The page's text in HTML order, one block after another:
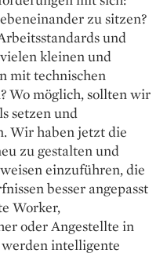
zu sitzen?
und
kleinen und
mit technischen
Wo möglich, sollten wir
setzen und
Wir haben jetzt die
zu gestalten und
einzuführen, die
besser angepasst
Worker,
oder Angestellte in
intelligente